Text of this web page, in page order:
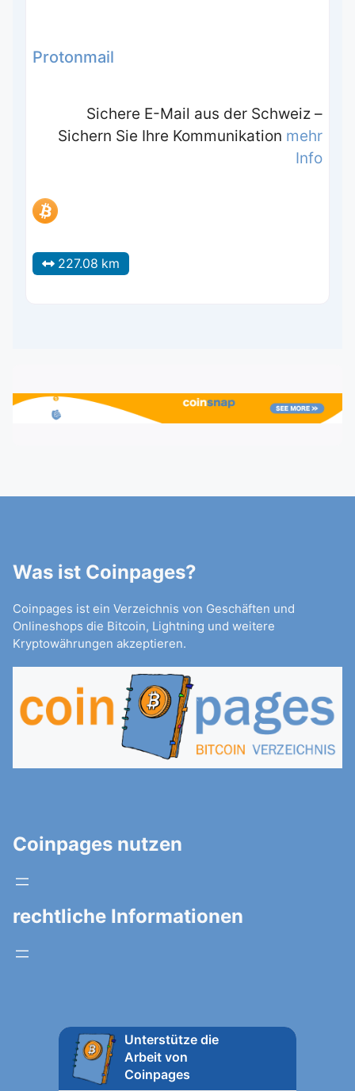
Protonmail
Sichere E-Mail aus der Schweiz –
Sichern Sie Ihre Kommunikation mehr
Info
227.08 km
Was ist Coinpages?
Coinpages ist ein Verzeichnis von Geschäften und
Onlineshops die Bitcoin, Lightning und weitere
Kryptowährungen akzeptieren.
Coinpages nutzen
rechtliche Informationen
Unterstütze die
Arbeit von
Coinpages